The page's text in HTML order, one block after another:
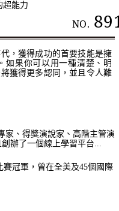
超能力
NO.
，獲得成功的首要技能是擁
如果你可以用一種清楚、明
獲得更多認同，並且令人難
家、得獎演說家、高階主管演
辦了一個線上學習平台...
賽冠軍，曾在全美及45個國際